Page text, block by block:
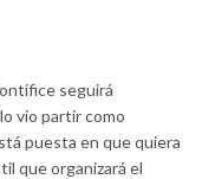
seguirá
vio partir como
puesta en que quiera
que organizará el